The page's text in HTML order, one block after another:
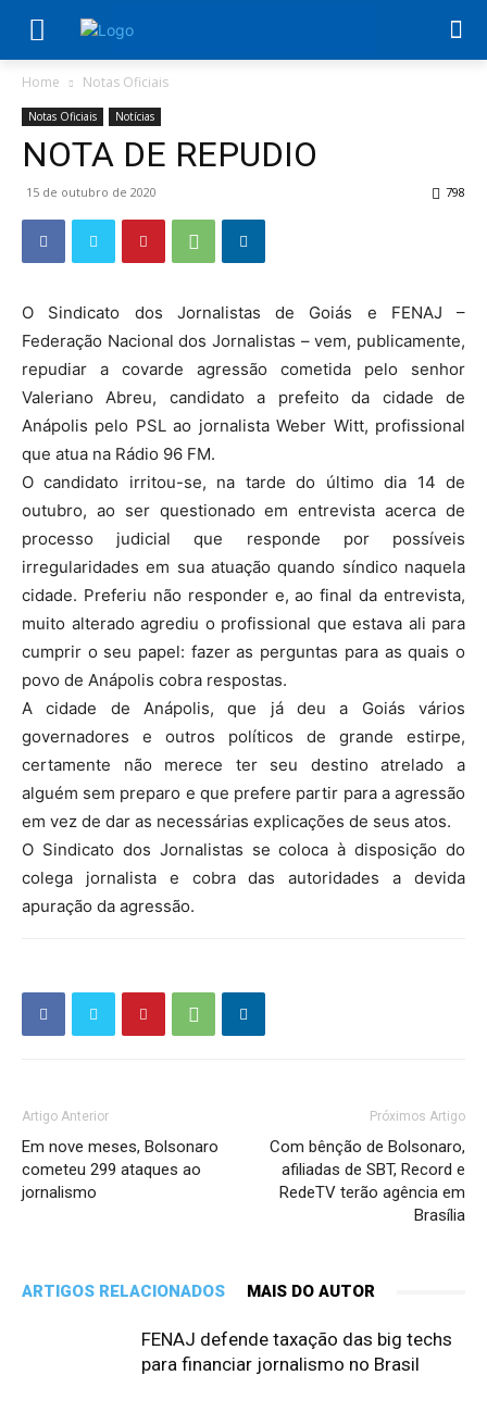
Home Notas Oficiais
Notas Oficiais Notícias
NOTA DE REPUDIO
15 de outubro de 2020 798
O Sindicato dos Jornalistas de Goiás e FENAJ –
Federação Nacional dos Jornalistas – vem, publicamente,
repudiar a covarde agressão cometida pelo senhor
Valeriano Abreu, candidato a prefeito da cidade de
Anápolis pelo PSL ao jornalista Weber Witt, profissional
que atua na Rádio 96 FM.
O candidato irritou-se, na tarde do último dia 14 de
outubro, ao ser questionado em entrevista acerca de
processo judicial que responde por possíveis
irregularidades em sua atuação quando síndico naquela
cidade. Preferiu não responder e, ao final da entrevista,
muito alterado agrediu o profissional que estava ali para
cumprir o seu papel: fazer as perguntas para as quais o
povo de Anápolis cobra respostas.
A cidade de Anápolis, que já deu a Goiás vários
governadores e outros políticos de grande estirpe,
certamente não merece ter seu destino atrelado a
alguém sem preparo e que prefere partir para a agressão
em vez de dar as necessárias explicações de seus atos.
O Sindicato dos Jornalistas se coloca à disposição do
colega jornalista e cobra das autoridades a devida
apuração da agressão.
Artigo Anterior
Em nove meses, Bolsonaro
cometeu 299 ataques ao
jornalismo
Próximos Artigo
Com bênção de Bolsonaro,
afiliadas de SBT, Record e
RedeTV terão agência em
Brasília
ARTIGOS RELACIONADOS MAIS DO AUTOR
FENAJ defende taxação das big techs
para financiar jornalismo no Brasil